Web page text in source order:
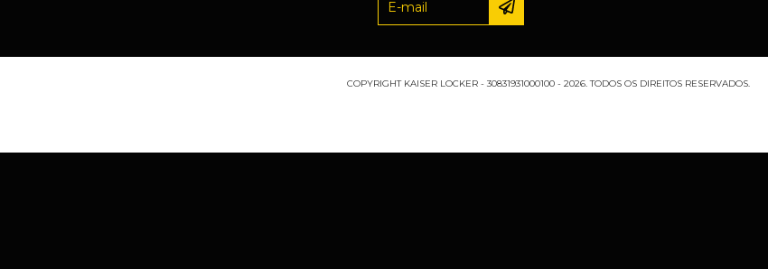
COPYRIGHT KAISER LOCKER - 30831931000100 - 2026. TODOS OS DIREITOS RESERVADOS.